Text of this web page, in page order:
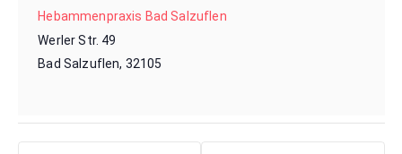
Hebammenpraxis Bad Salzuflen
Werler Str. 49
Bad Salzuflen, 32105